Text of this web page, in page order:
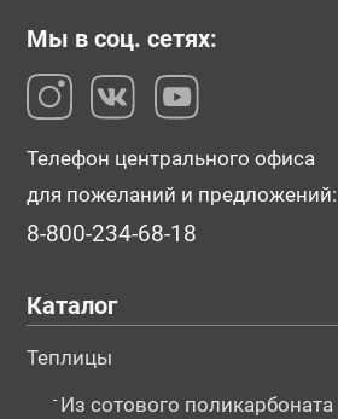
Мы в соц. сетях:
Телефон центрального офиса
для пожеланий и предложений:
8-800-234-68-18
Каталог
Теплицы
- Из сотового поликарбоната